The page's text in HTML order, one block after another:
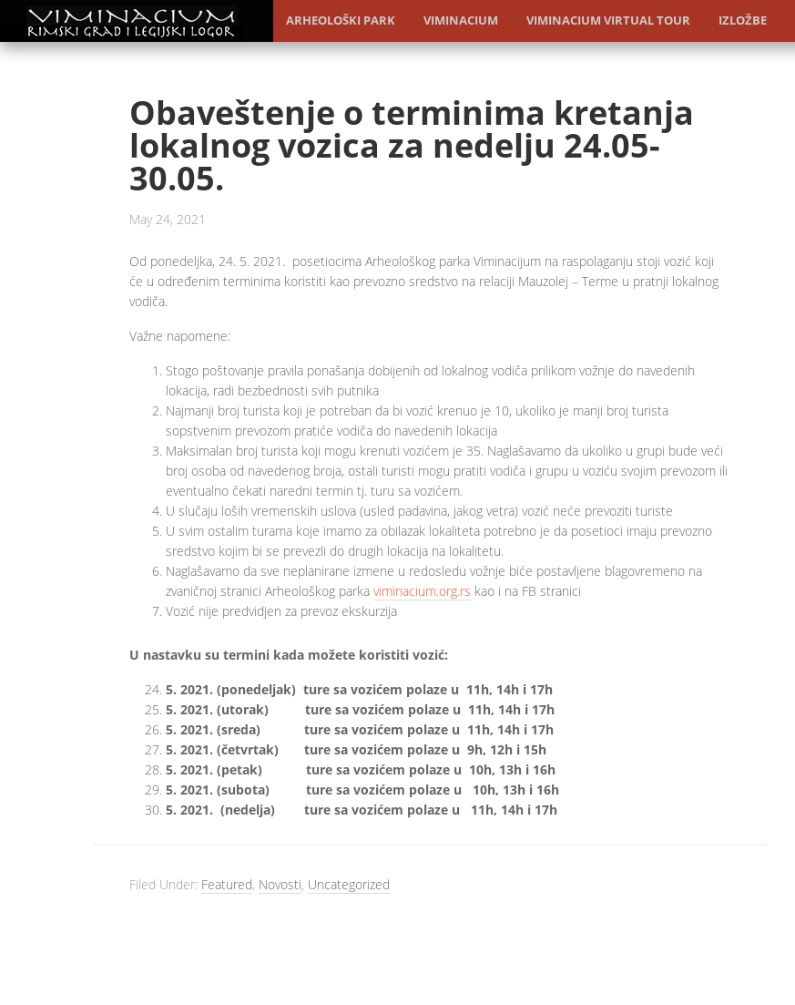
ARHEOLOŠKI PARK VIMINACIUM VIMINACIUM VIRTUAL TOUR IZLOŽBE
Obaveštenje o terminima kretanja
lokalnog vozica za nedelju 24.05-
30.05.
May 24, 2021
Od ponedeljka, 24. 5. 2021. posetiocima Arheološkog parka Viminacijum na raspolaganju stoji vozić koji
će u određenim terminima koristiti kao prevozno sredstvo na relaciji Mauzolej – Terme u pratnji lokalnog
vodiča.
Važne napomene:
Stogo poštovanje pravila ponašanja dobijenih od lokalnog vodiča prilikom vožnje do navedenih
lokacija, radi bezbednosti svih putnika
Najmanji broj turista koji je potreban da bi vozić krenuo je 10, ukoliko je manji broj turista
sopstvenim prevozom pratiće vodiča do navedenih lokacija
Maksimalan broj turista koji mogu krenuti vozićem je 35. Naglašavamo da ukoliko u grupi bude veći
broj osoba od navedenog broja, ostali turisti mogu pratiti vodiča i grupu u voziću svojim prevozom ili
eventualno čekati naredni termin tj. turu sa vozićem.
U slučaju loših vremenskih uslova (usled padavina, jakog vetra) vozić neće prevoziti turiste
U svim ostalim turama koje imamo za obilazak lokaliteta potrebno je da posetioci imaju prevozno
sredstvo kojim bi se prevezli do drugih lokacija na lokalitetu.
Naglašavamo da sve neplanirane izmene u redosledu vožnje biće postavljene blagovremeno na
zvaničnoj stranici Arheološkog parka viminacium.org.rs kao i na FB stranici
Vozić nije predvidjen za prevoz ekskurzija
U nastavku su termini kada možete koristiti vozić:
5. 2021. (ponedeljak) ture sa vozićem polaze u 11h, 14h i 17h
5. 2021. (utorak) ture sa vozićem polaze u 11h, 14h i 17h
5. 2021. (sreda) ture sa vozićem polaze u 11h, 14h i 17h
5. 2021. (četvrtak) ture sa vozićem polaze u 9h, 12h i 15h
5. 2021. (petak) ture sa vozićem polaze u 10h, 13h i 16h
5. 2021. (subota) ture sa vozićem polaze u 10h, 13h i 16h
5. 2021. (nedelja) ture sa vozićem polaze u 11h, 14h i 17h
Filed Under: Featured, Novosti, Uncategorized